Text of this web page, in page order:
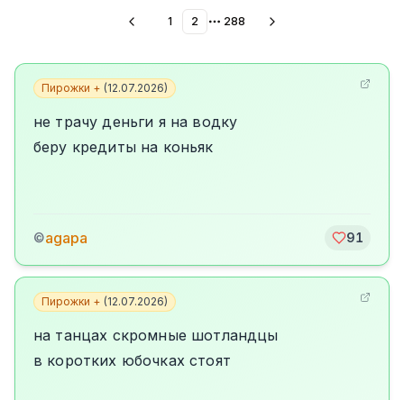
1 2 More pages
288
Пирожки + (12.07.2026)
не трачу деньги я на водку
беру кредиты на коньяк
©agapa 91
Пирожки + (12.07.2026)
на танцах скромные шотландцы
в коротких юбочках стоят